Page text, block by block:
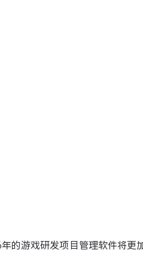
的游戏研发项目管理软件将更